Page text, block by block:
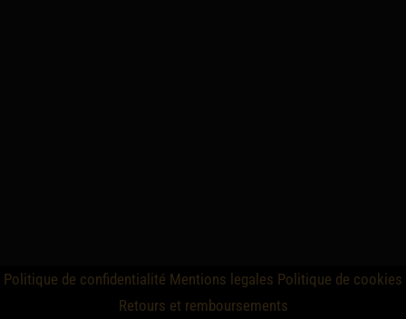
Politique de confidentialité Mentions legales Politique de cookies
Retours et remboursements